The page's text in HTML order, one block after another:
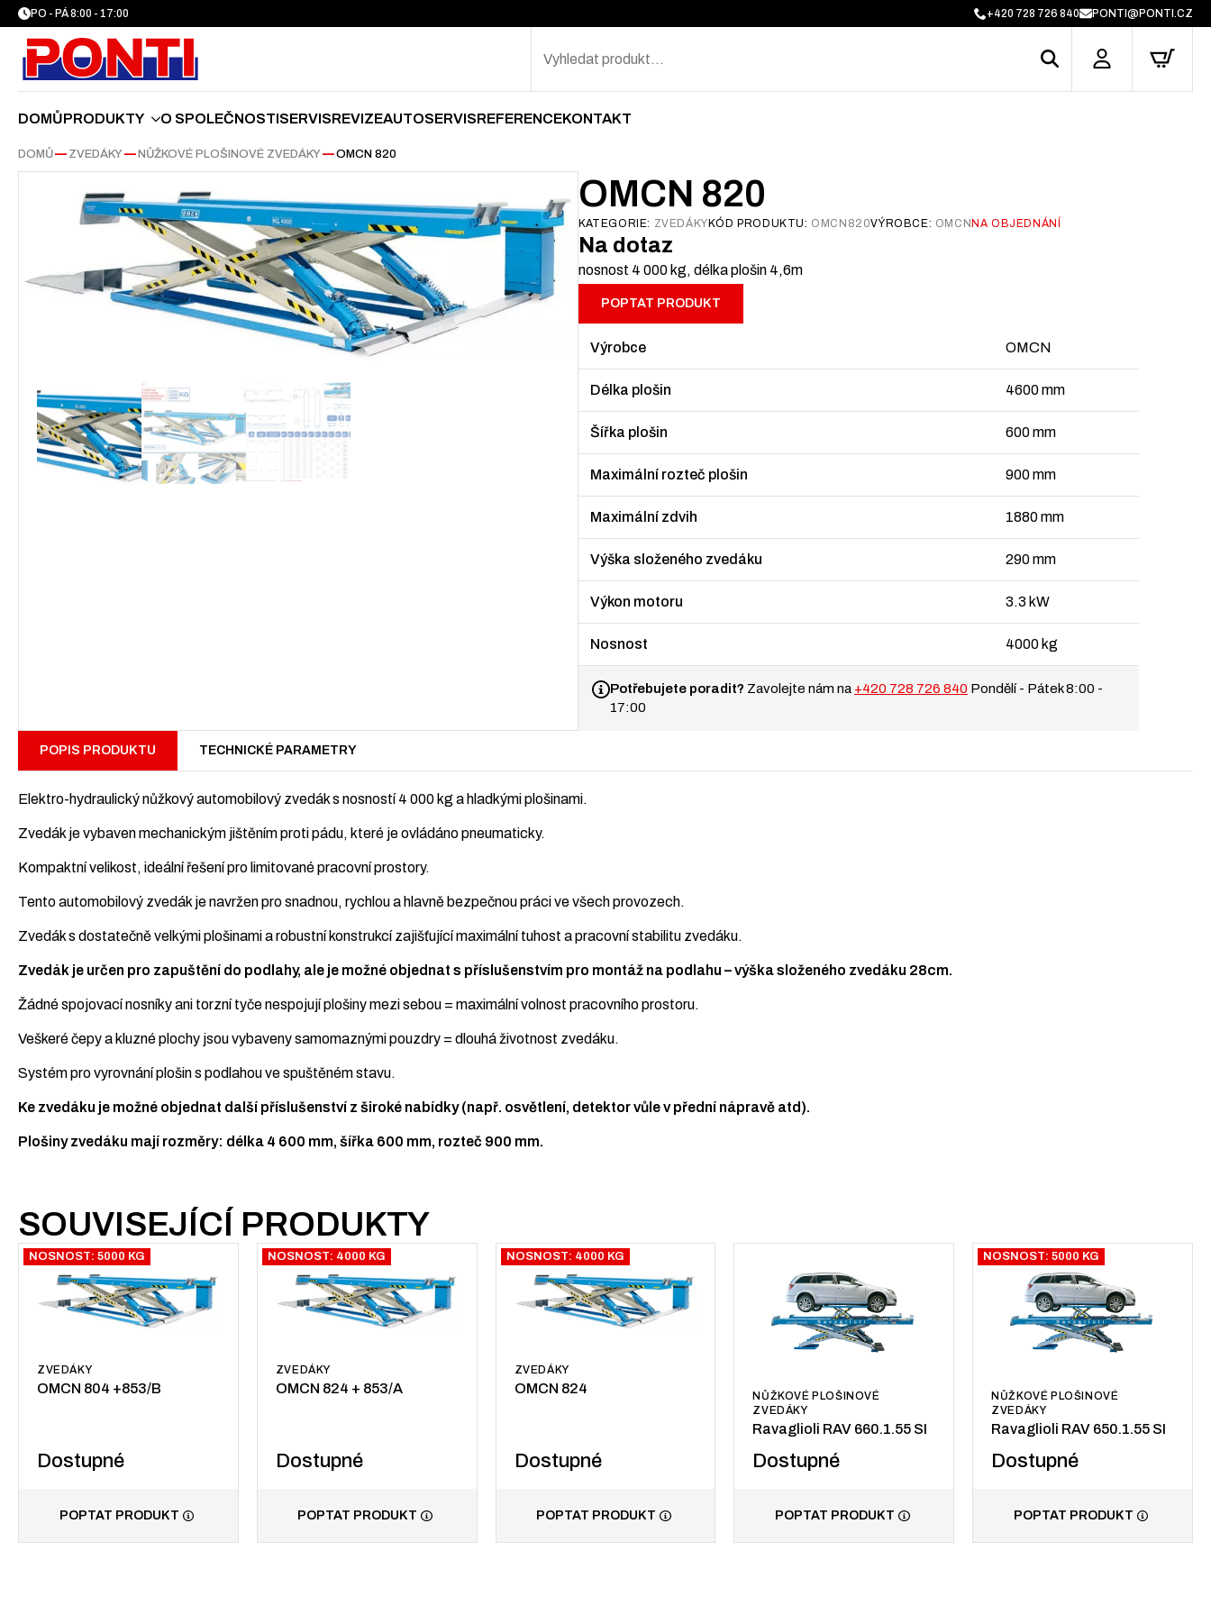
PO - PÁ 8:00 - 17:00 +420 728 726 840 PONTI@PONTI.CZ
DOMŮPRODUKTY O SPOLEČNOSTISERVISREVIZEAUTOSERVISREFERENCEKONTAKT
DOMŮ— ZVEDÁKY—NŮŽKOVÉ PLOŠINOVÉ ZVEDÁKY—OMCN 820
OMCN 820
KATEGORIE: ZVEDÁKYKÓD PRODUKTU: OMCN820VÝROBCE: OMCNNA OBJEDNÁNÍ
Na dotaz
nosnost 4 000 kg, délka plošin 4,6m
POPTAT PRODUKT
Výrobce OMCN
Délka plošin 4600 mm
Šířka plošin 600 mm
Maximální rozteč plošin 900 mm
Maximální zdvih 1880 mm
Výška složeného zvedáku 290 mm
Výkon motoru 3.3 kW
Nosnost 4000 kg
Potřebujete poradit? Zavolejte nám na +420 728 726 840 Pondělí - Pátek 8:00 -
17:00
POPIS PRODUKTU TECHNICKÉ PARAMETRY
Elektro-hydraulický nůžkový automobilový zvedák s nosností 4 000 kg a hladkými plošinami.
Zvedák je vybaven mechanickým jištěním proti pádu, které je ovládáno pneumaticky.
Kompaktní velikost, ideální řešení pro limitované pracovní prostory.
Tento automobilový zvedák je navržen pro snadnou, rychlou a hlavně bezpečnou práci ve všech provozech.
Zvedák s dostatečně velkými plošinami a robustní konstrukcí zajišťující maximální tuhost a pracovní stabilitu zvedáku.
Zvedák je určen pro zapuštění do podlahy, ale je možné objednat s příslušenstvím pro montáž na podlahu – výška složeného zvedáku 28cm.
Žádné spojovací nosníky ani torzní tyče nespojují plošiny mezi sebou = maximální volnost pracovního prostoru.
Veškeré čepy a kluzné plochy jsou vybaveny samomaznými pouzdry = dlouhá životnost zvedáku.
Systém pro vyrovnání plošin s podlahou ve spuštěném stavu.
Ke zvedáku je možné objednat další příslušenství z široké nabídky (např. osvětlení, detektor vůle v přední nápravě atd).
Plošiny zvedáku mají rozměry: délka 4 600 mm, šířka 600 mm, rozteč 900 mm.
SOUVISEJÍCÍ PRODUKTY
NOSNOST: 5000 KG
ZVEDÁKY
OMCN 804 +853/B
Dostupné
POPTAT PRODUKT
NOSNOST: 4000 KG
ZVEDÁKY
OMCN 824 + 853/A
Dostupné
POPTAT PRODUKT
NOSNOST: 4000 KG
ZVEDÁKY
OMCN 824
Dostupné
POPTAT PRODUKT
NŮŽKOVÉ PLOŠINOVÉ
ZVEDÁKY
Ravaglioli RAV 660.1.55 SI
Dostupné
POPTAT PRODUKT
NOSNOST: 5000 KG
NŮŽKOVÉ PLOŠINOVÉ
ZVEDÁKY
Ravaglioli RAV 650.1.55 SI
Dostupné
POPTAT PRODUKT